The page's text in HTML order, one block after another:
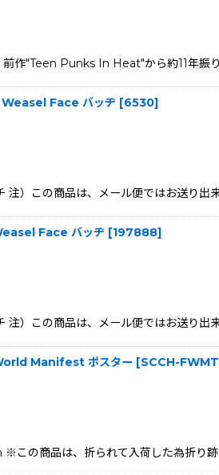
作"Teen Punks In Heat"から約11年
Face バッヂ [6530]
）この商品は、メール便ではお送り出来
Face バッヂ [197888]
）この商品は、メール便ではお送り出来
Manifest ポスター [SCCH-
の商品は、折られて入荷した為折り跡